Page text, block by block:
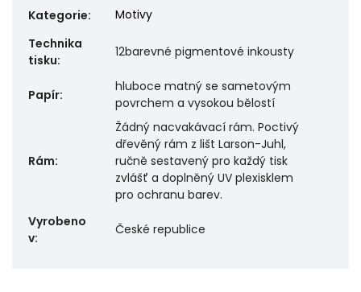
Kategorie:
Motivy
Technika
tisku:
12barevné pigmentové inkousty
Papír:
hluboce matný se sametovým
povrchem a vysokou bělostí
Rám:
Žádný nacvakávací rám. Poctivý
dřevěný rám z lišt Larson-Juhl,
ručně sestavený pro každý tisk
zvlášť a doplněný UV plexisklem
pro ochranu barev.
Vyrobeno
v:
České republice